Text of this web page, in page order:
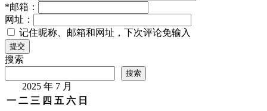
*邮箱：
网址：
记住昵称、邮箱和网址，下次评论免输入
提交
搜索
搜索
2025 年 7 月
一 二 三 四 五 六 日